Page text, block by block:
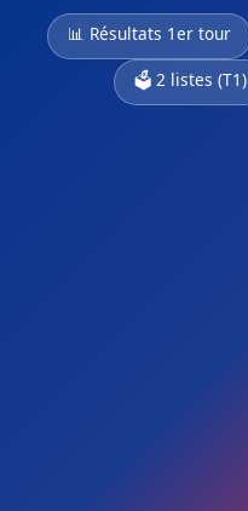
📊 Résultats 1er tour
🗳️ 2 listes (T1)